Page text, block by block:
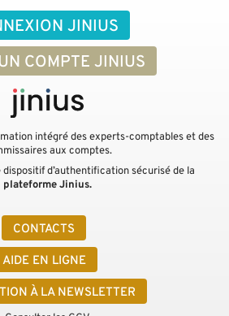
JINIUS
COMPTE JINIUS
CONTACTS
AIDE EN LIGNE
À LA NEWSLETTER
intégré des experts-comptables et des
aux comptes.
d’authentification sécurisé de la
plateforme Jinius.